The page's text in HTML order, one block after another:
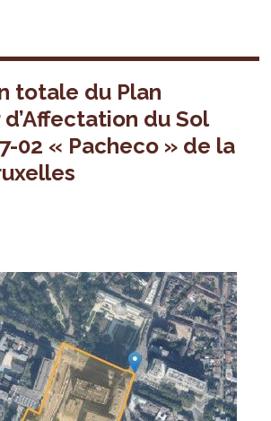
totale du Plan
du Sol
02 « Pacheco » de la